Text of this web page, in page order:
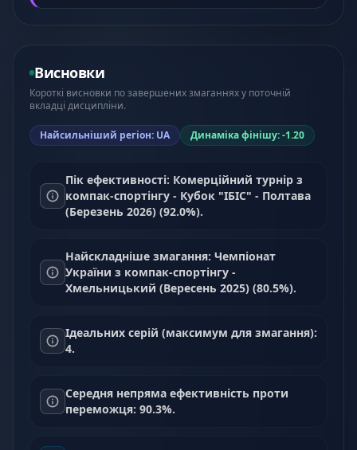
Висновки
Короткі висновки по завершених змаганнях у поточній
вкладці дисципліни.
Найсильніший регіон: UA Динаміка фінішу: -1.20
Пік ефективності: Комерційний турнір з
компак-спортінгу - Кубок "ІБІС" - Полтава
(Березень 2026) (92.0%).
Найскладніше змагання: Чемпіонат
України з компак-спортінгу -
Хмельницький (Вересень 2025) (80.5%).
Ідеальних серій (максимум для змагання):
4.
Середня непряма ефективність проти
переможця: 90.3%.